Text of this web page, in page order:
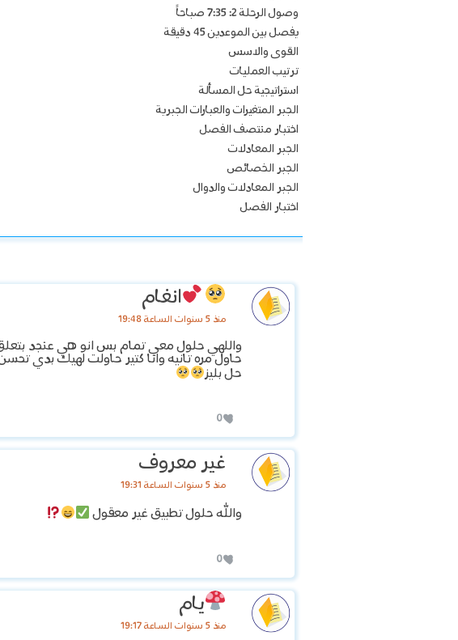
وصول الرحلة 2: 7:35 صباحاً
يفصل بين الموعدين 45 دقيقة
القوى والاسس
ترتيب العمليات
استراتيجية حل المسألة
الجبر المتغيرات والعبارات الجبرية
اختبار منتصف الفصل
الجبر المعادلات
الجبر الخصائص
الجبر المعادلات والدوال
اختبار الفصل
انغام
منذ 5 سنوات الساعة 19:48
واللهي حلول معي تمام بس انو هي عنجد
حاول مره تانيه وانا كتير حاولت لهيك بدي
حل بليز
0
غير معروف
منذ 5 سنوات الساعة 19:31
والله حلول تطبيق غير معقول
0
يام
منذ 5 سنوات الساعة 19:17